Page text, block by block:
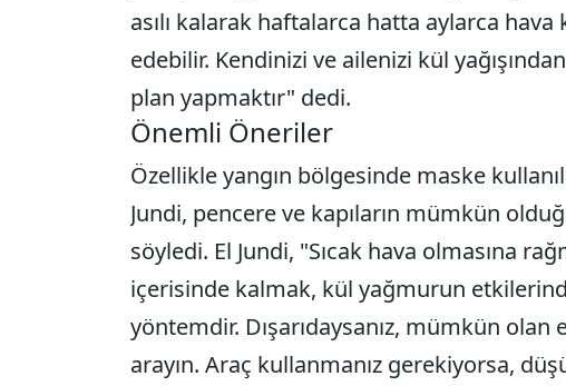
asılı kalarak haftalarca hatta aylarca
edebilir. Kendinizi ve ailenizi kül
plan yapmaktır" dedi.
Önemli Öneriler
Özellikle yangın bölgesinde maske
Jundi, pencere ve kapıların mümkün
söyledi. El Jundi, "Sıcak hava olmasına
içerisinde kalmak, kül yağmurun
yöntemdir. Dışarıdaysanız, mümkün olan
arayın. Araç kullanmanız gerekiyorsa,